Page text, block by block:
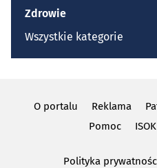
Zdrowie
Wszystkie kategorie
O portalu Reklama
Pomoc
ISOK
Polityka